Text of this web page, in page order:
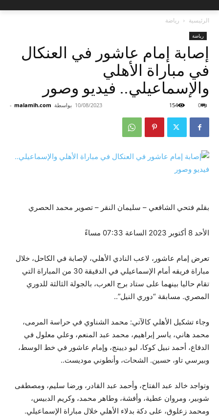
الرئيسية رياضة
رياضة
إصابة إمام عاشور في العنكال
في مباراة الأهلي
والإسماعيلي.. فيديو وصور
بواسطة malamih.com
- 10/08/2023 0
154
بقلم فتحي الشافعي – سليمان النقر – تصوير محمد الحصري
الأحد 8 أكتوبر 2023 الساعة 07:33 مساءً
تعرض إمام عاشور، لاعب النادي الأهلي، لإصابة في الكاحل، خلال
مباراة فريقه أمام الإسماعيلي في الدقيقة 30 من المباراة التي
تقام حاليا بينهما على ستاد برج العرب، بالجولة الثالثة للدوري
المصري. مسابقة “دوري النيل”..
وجاء تشكيل الأهلي كالآتي: محمد الشناوي في حراسة المرمى،
محمد هاني، ياسر إبراهيم، محمد عبد المنعم، وعلي معلول في
الدفاع، أحمد نبيل كوكا، ليو ديينج، وإمام عاشور في خط الوسط،
وبيرسي تاو، حسين. الشحات، وأنطوني موديست..
وتواجد خالد عبد الفتاح، وأحمد عبد القادر، ورضا سليم، ومصطفى
شوبير، ومروان عطية، وأفشة، وطاهر محمد، وكريم الدبيس،
ومحمد زعلوق، على دكة بدلاء الأهلي خلال مباراة الإسماعيلي.